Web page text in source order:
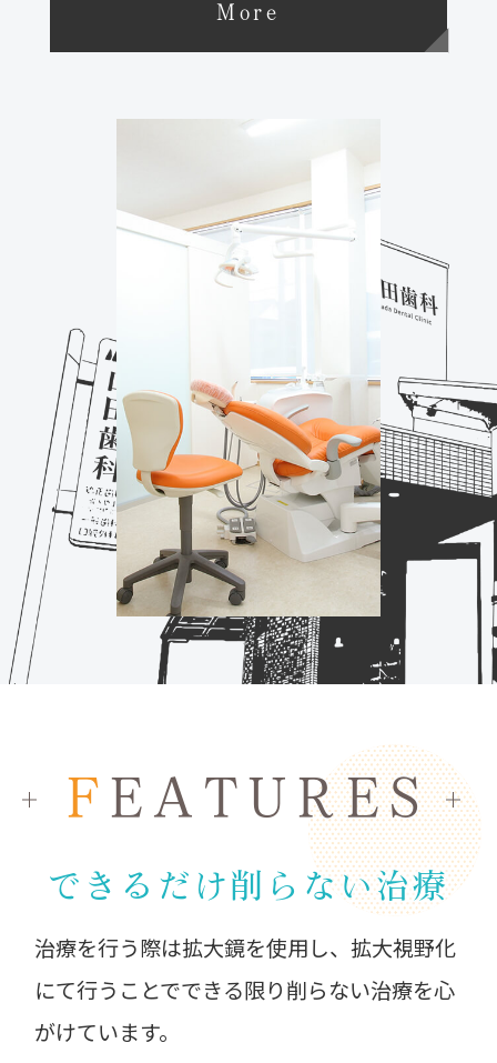
More
F EATURES
できるだけ削らない治療
治療を行う際は拡大鏡を使用し、拡大視野化
にて行うことでできる限り削らない治療を心
がけています。